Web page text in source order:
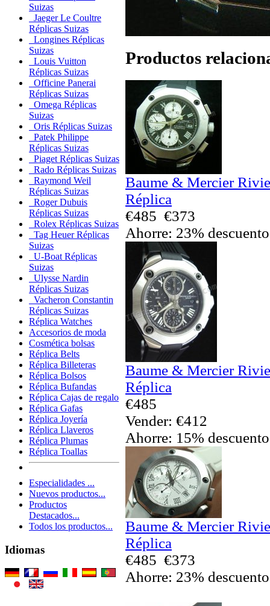
Suizas
Jaeger Le Coultre
Réplicas Suizas
Longines Réplicas
Suizas
Louis Vuitton
Réplicas Suizas
Officine Panerai
Réplicas Suizas
Omega Réplicas
Suizas
Oris Réplicas Suizas
Patek Philippe
Réplicas Suizas
Piaget Réplicas Suizas
Rado Réplicas Suizas
Raymond Weil
Réplicas Suizas
Roger Dubuis
Réplicas Suizas
Rolex Réplicas Suizas
Tag Heuer Réplicas
Suizas
U-Boat Réplicas
Suizas
Ulysse Nardin
Réplicas Suizas
Vacheron Constantin
Réplicas Suizas
Réplica Watches
Accesorios de moda
Cosmética bolsas
Réplica Belts
Réplica Billeteras
Réplica Bolsos
Réplica Bufandas
Réplica Cajas de regalo
Réplica Gafas
Réplica Joyería
Réplica Llaveros
Réplica Plumas
Réplica Toallas
Especialidades ...
Nuevos productos...
Productos
Destacados...
Todos los productos...
Idiomas
Productos
Baume & Mercier
Réplica
€485 €373
Ahorre: 23% descuento
Baume & Mercier
Réplica
€485
Vender: €412
Ahorre: 15% descuento
Baume & Mercier
Réplica
€485 €373
Ahorre: 23% descuento